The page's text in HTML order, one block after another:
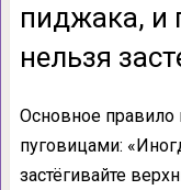
пиджака, и
нельзя
Основное
пуговицами:
застёгивайте